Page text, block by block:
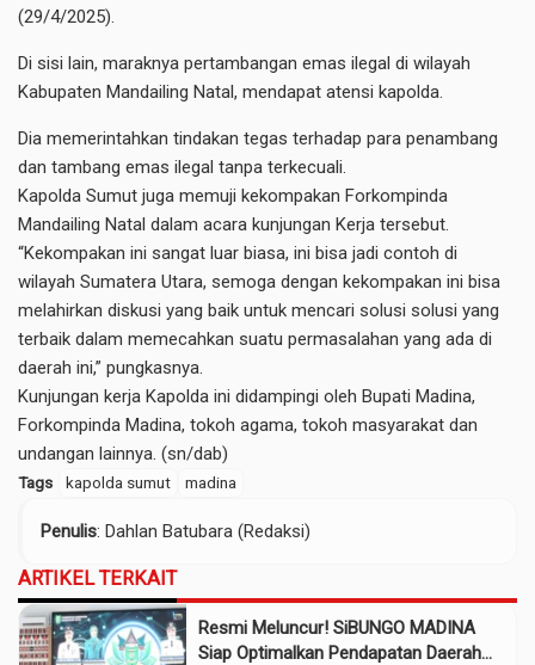
(29/4/2025).
Di sisi lain, maraknya pertambangan emas ilegal di wilayah
Kabupaten Mandailing Natal, mendapat atensi kapolda.
Dia memerintahkan tindakan tegas terhadap para penambang
dan tambang emas ilegal tanpa terkecuali.
Kapolda Sumut juga memuji kekompakan Forkompinda
Mandailing Natal dalam acara kunjungan Kerja tersebut.
“Kekompakan ini sangat luar biasa, ini bisa jadi contoh di
wilayah Sumatera Utara, semoga dengan kekompakan ini bisa
melahirkan diskusi yang baik untuk mencari solusi solusi yang
terbaik dalam memecahkan suatu permasalahan yang ada di
daerah ini,” pungkasnya.
Kunjungan kerja Kapolda ini didampingi oleh Bupati Madina,
Forkompinda Madina, tokoh agama, tokoh masyarakat dan
undangan lainnya. (sn/dab)
Tags kapolda sumut madina
Penulis: Dahlan Batubara (Redaksi)
ARTIKEL TERKAIT
Resmi Meluncur! SiBUNGO MADINA
Siap Optimalkan Pendapatan Daerah